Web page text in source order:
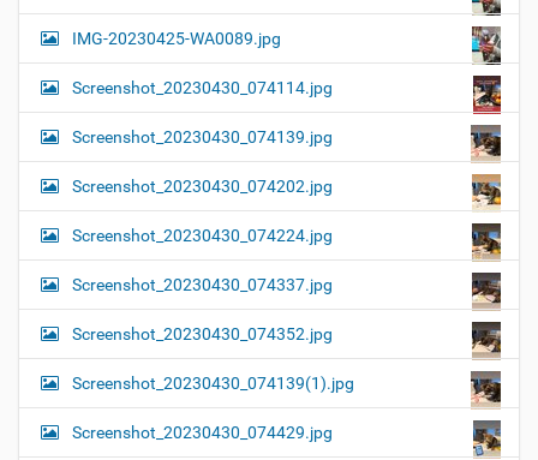
IMG-20230425-WA0089.jpg
Screenshot_20230430_074114.jpg
Screenshot_20230430_074139.jpg
Screenshot_20230430_074202.jpg
Screenshot_20230430_074224.jpg
Screenshot_20230430_074337.jpg
Screenshot_20230430_074352.jpg
Screenshot_20230430_074139(1).jpg
Screenshot_20230430_074429.jpg